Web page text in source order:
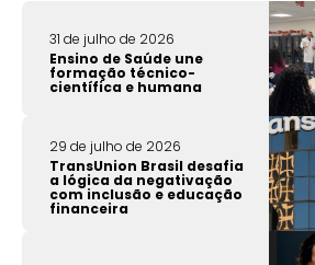
31 de julho de 2026
Ensino de Saúde une
formação técnico-
científica e humana
29 de julho de 2026
TransUnion Brasil desafia
a lógica da negativação
com inclusão e educação
financeira